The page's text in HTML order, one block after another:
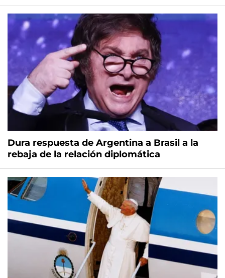
Dura respuesta de Argentina a Brasil a la
rebaja de la relación diplomática